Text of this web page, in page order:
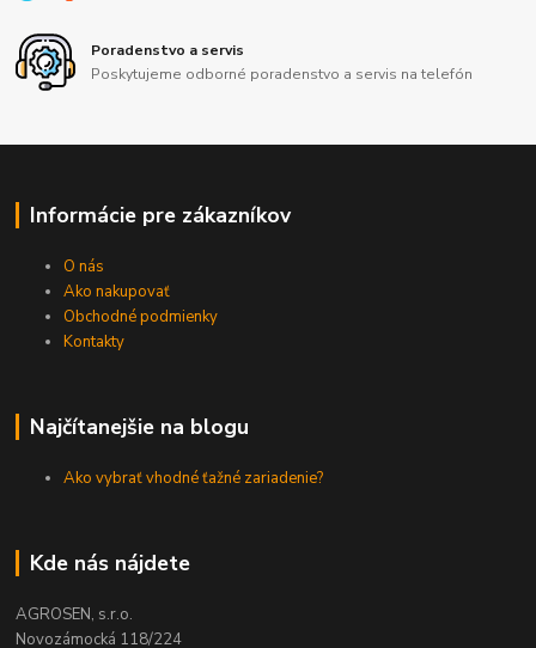
Poradenstvo a servis
Poskytujeme odborné poradenstvo a servis na telefón
Informácie pre zákazníkov
O nás
Ako nakupovať
Obchodné podmienky
Kontakty
Najčítanejšie na blogu
Ako vybrať vhodné ťažné zariadenie?
Kde nás nájdete
AGROSEN, s.r.o.
Novozámocká 118/224